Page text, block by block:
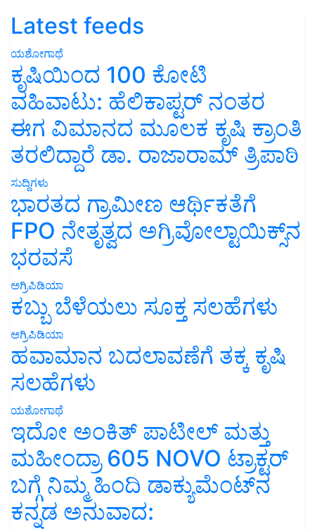
Latest feeds
ಯಶೋಗಾಥೆ
ಕೃಷಿಯಿಂದ 100 ಕೋಟಿ
ವಹಿವಾಟು: ಹೆಲಿಕಾಪ್ಟರ್ ನಂತರ
ಈಗ ವಿಮಾನದ ಮೂಲಕ ಕೃಷಿ ಕ್ರಾಂತಿ
ತರಲಿದ್ದಾರೆ ಡಾ. ರಾಜಾರಾಮ್ ತ್ರಿಪಾಠಿ
ಸುದ್ದಿಗಳು
ಭಾರತದ ಗ್ರಾಮೀಣ ಆರ್ಥಿಕತೆಗೆ
FPO ನೇತೃತ್ವದ ಅಗ್ರಿವೋಲ್ಟಾಯಿಕ್ಸ್‌ನ
ಭರವಸೆ
ಅಗ್ರಿಪಿಡಿಯಾ
ಕಬ್ಬು ಬೆಳೆಯಲು ಸೂಕ್ತ ಸಲಹೆಗಳು
ಅಗ್ರಿಪಿಡಿಯಾ
ಹವಾಮಾನ ಬದಲಾವಣೆಗೆ ತಕ್ಕ ಕೃಷಿ
ಸಲಹೆಗಳು
ಯಶೋಗಾಥೆ
ಇದೋ ಅಂಕಿತ್ ಪಾಟೀಲ್ ಮತ್ತು
ಮಹೀಂದ್ರಾ 605 NOVO ಟ್ರಾಕ್ಟರ್
ಬಗ್ಗೆ ನಿಮ್ಮ ಹಿಂದಿ ಡಾಕ್ಯುಮೆಂಟ್‌ನ
ಕನ್ನಡ ಅನುವಾದ: